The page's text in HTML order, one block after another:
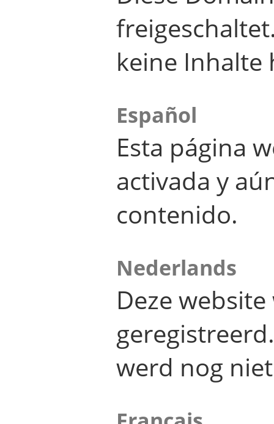
keine Inhalte
Español
Esta página
activada y
contenido.
Nederlands
Deze
werd nog